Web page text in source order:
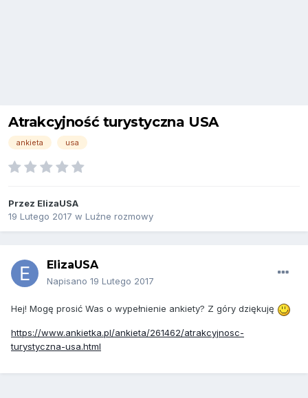
Atrakcyjność turystyczna USA
ankieta usa
Przez ElizaUSA
19 Lutego 2017 w Luźne rozmowy
ElizaUSA
Napisano 19 Lutego 2017
Hej! Mogę prosić Was o wypełnienie ankiety? Z góry dziękuję
https://www.ankietka.pl/ankieta/261462/atrakcyjnosc-
turystyczna-usa.html